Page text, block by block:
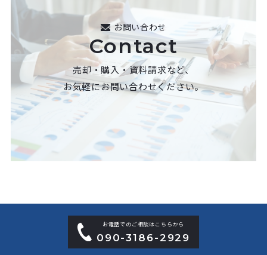
お問い合わせ
Contact
売却・購入・資料請求など、
お気軽にお問い合わせください。
お電話でのご相談はこちらから
090-3186-2929